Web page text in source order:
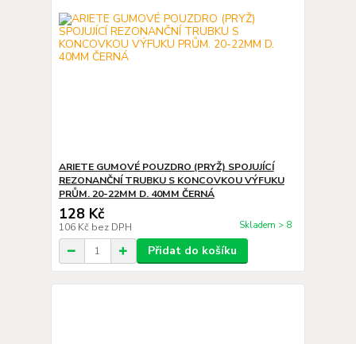
ARIETE GUMOVÉ POUZDRO (PRYŽ) SPOJUJÍCÍ
REZONANČNÍ TRUBKU S KONCOVKOU VÝFUKU
PRŮM. 20-22MM D. 40MM ČERNÁ
128 Kč
106 Kč bez DPH Skladem > 8
Přidat do košíku